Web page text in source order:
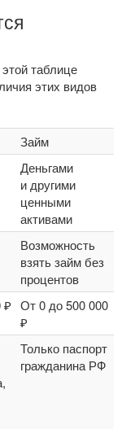
таблице
этих видов
Займ
Деньгами
и другими
ценными
активами
Возможность
взять займ без
процентов
₽ От 0 до 500 000
₽
Только паспорт
гражданина РФ